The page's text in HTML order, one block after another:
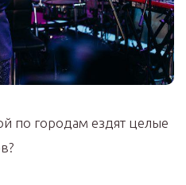
по городам ездят целые